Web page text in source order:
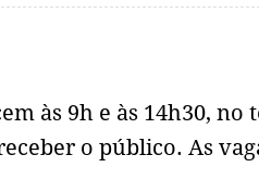
às 9h e às 14h30,
o público. As